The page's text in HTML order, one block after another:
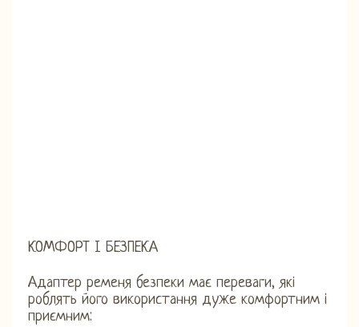
КОМФОРТ І БЕЗПЕКА
Адаптер ременя безпеки має переваги, які
роблять його використання дуже комфортним і
приємним: